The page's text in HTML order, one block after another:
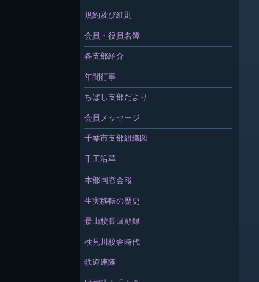
規約及び細則
会員・役員名簿
各支部紹介
年間行事
ちばし支部だより
会員メッセージ
千葉市支部組織図
千工沿革
本部同窓会報
生実移転の歴史
景山校長回顧録
検見川校舎時代
鉄道連隊